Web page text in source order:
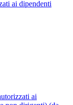
ai dipendenti
ai